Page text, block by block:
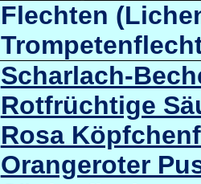
Flechten
Scharlach-
Rotfrüchtige
Rosa
Orangeroter